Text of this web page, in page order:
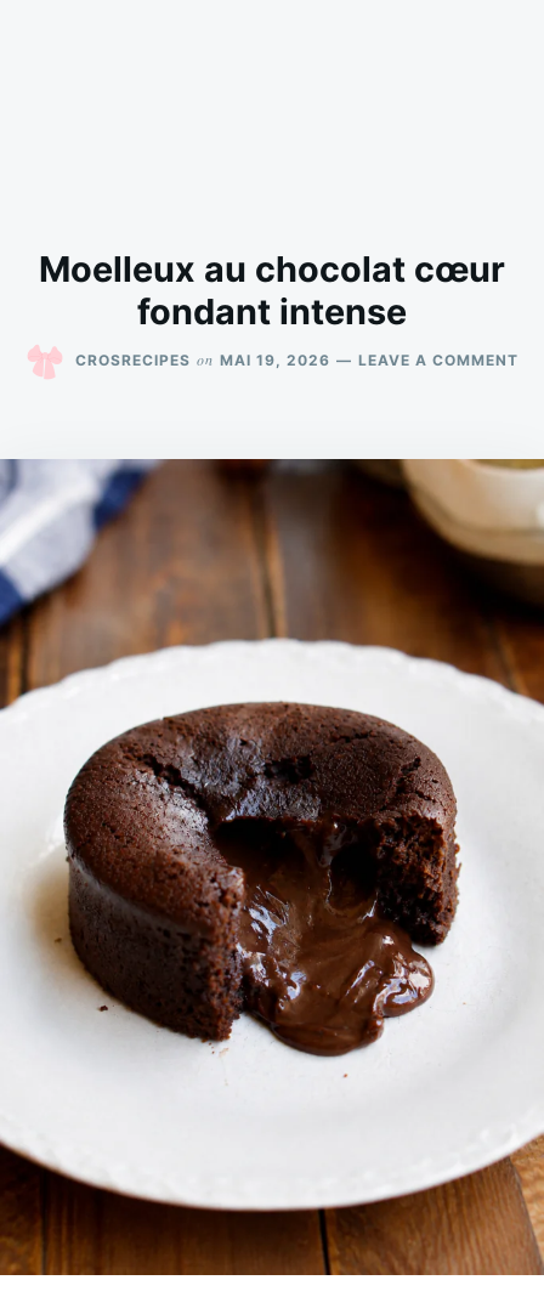
Moelleux au chocolat cœur
fondant intense
CROSRECIPES on MAI 19, 2026 LEAVE A COMMENT